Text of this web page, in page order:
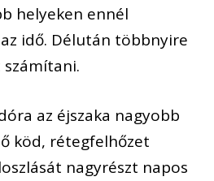
helyeken ennél
idő. Délután többnyire
az éjszaka nagyobb
köd, rétegfelhőzet
nagyrészt napos